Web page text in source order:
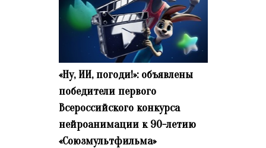
«Ну, ИИ, погоди!»: объявлены
победители первого
Всероссийского конкурса
нейроанимации к 90-летию
«Союзмультфильма»